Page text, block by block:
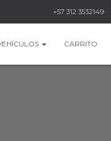
+57 312 3532149
CARRITO